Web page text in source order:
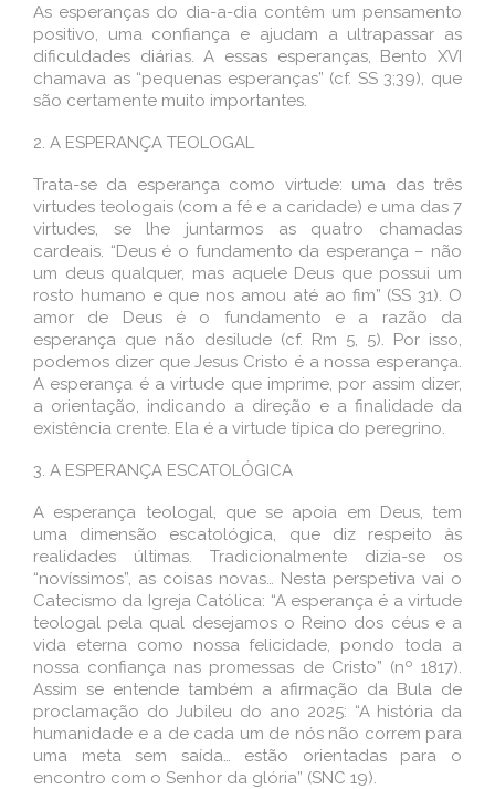
As esperanças do dia-a-dia contêm um pensamento
positivo, uma confiança e ajudam a ultrapassar as
dificuldades diárias. A essas esperanças, Bento XVI
chamava as “pequenas esperanças” (cf. SS 3;39), que
são certamente muito importantes.
2. A ESPERANÇA TEOLOGAL
Trata-se da esperança como virtude: uma das três
virtudes teologais (com a fé e a caridade) e uma das 7
virtudes, se lhe juntarmos as quatro chamadas
cardeais. “Deus é o fundamento da esperança – não
um deus qualquer, mas aquele Deus que possui um
rosto humano e que nos amou até ao fim” (SS 31). O
amor de Deus é o fundamento e a razão da
esperança que não desilude (cf. Rm 5, 5). Por isso,
podemos dizer que Jesus Cristo é a nossa esperança.
A esperança é a virtude que imprime, por assim dizer,
a orientação, indicando a direção e a finalidade da
existência crente. Ela é a virtude típica do peregrino.
3. A ESPERANÇA ESCATOLÓGICA
A esperança teologal, que se apoia em Deus, tem
uma dimensão escatológica, que diz respeito às
realidades últimas. Tradicionalmente dizia-se os
“novíssimos”, as coisas novas… Nesta perspetiva vai o
Catecismo da Igreja Católica: “A esperança é a virtude
teologal pela qual desejamos o Reino dos céus e a
vida eterna como nossa felicidade, pondo toda a
nossa confiança nas promessas de Cristo” (nº 1817).
Assim se entende também a afirmação da Bula de
proclamação do Jubileu do ano 2025: “A história da
humanidade e a de cada um de nós não correm para
uma meta sem saída… estão orientadas para o
encontro com o Senhor da glória” (SNC 19).